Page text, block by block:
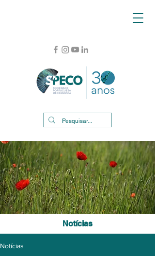
Notícias
Notícias